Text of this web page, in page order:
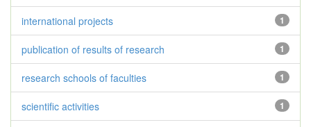
1
international projects
1
publication of results of research
1
research schools of faculties
1
scientific activities